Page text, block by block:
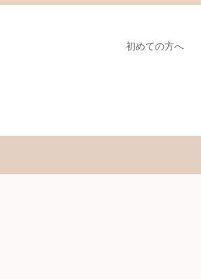
初めての方へ